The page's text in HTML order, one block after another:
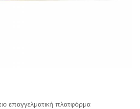
επαγγελματική πλατφόρμα